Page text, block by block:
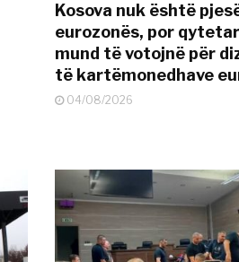
Kosova nuk është
eurozonës, por
mund të votojnë për
të kartëmonedhave
04/08/2026